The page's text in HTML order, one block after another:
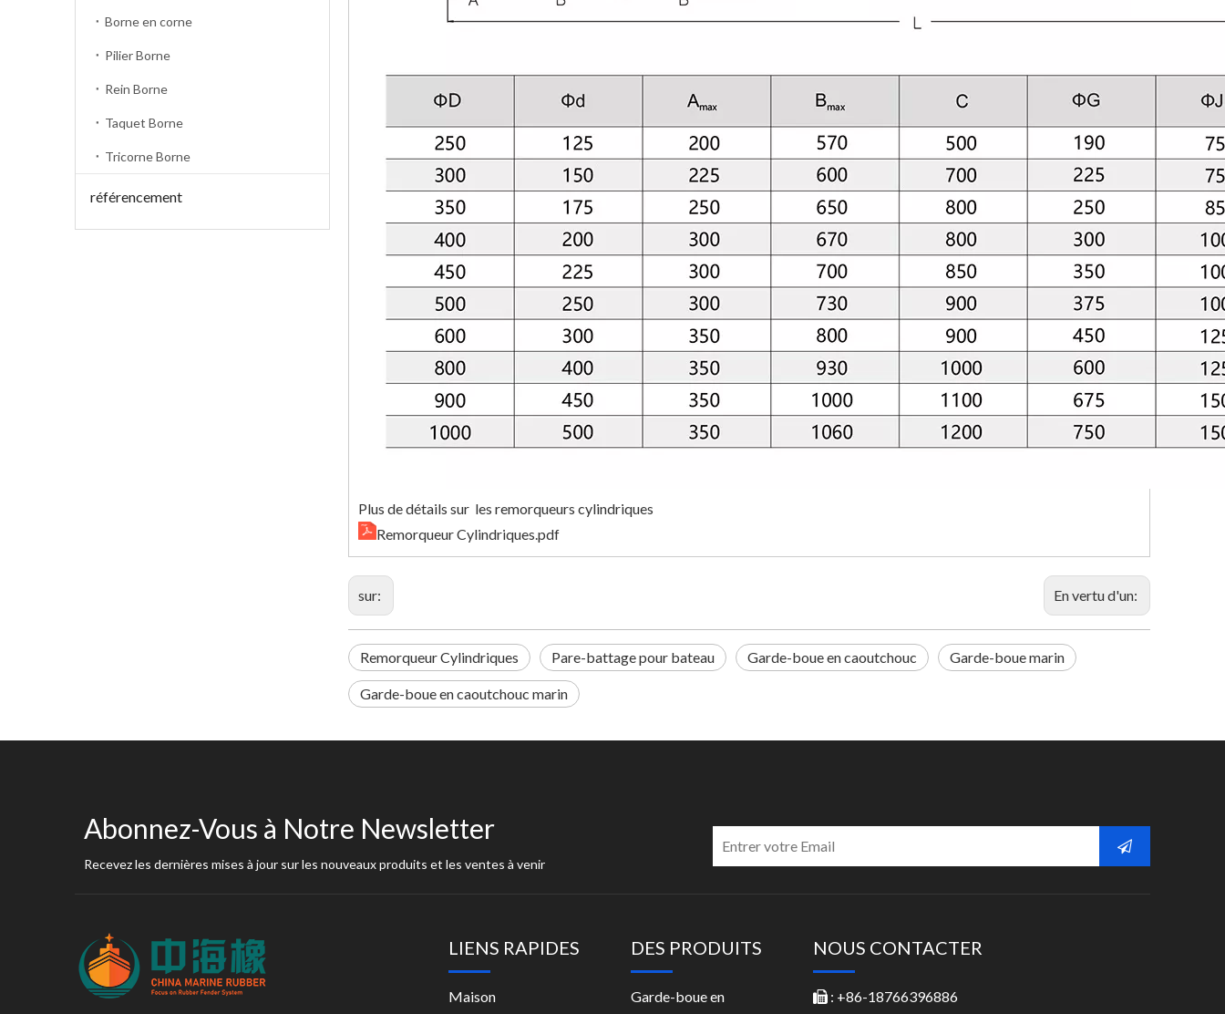
Borne en corne
Pilier Borne
Rein Borne
Taquet Borne
Tricorne Borne
référencement
Plus de détails sur les remorqueurs cylindriques
Remorqueur Cylindriques.pdf
sur: En vertu d'un:
Remorqueur Cylindriques Pare-battage pour bateau Garde-boue en caoutchouc Garde-boue marin
Garde-boue en caoutchouc marin
Abonnez-Vous à Notre Newsletter
Recevez les dernières mises à jour sur les nouveaux produits et les ventes à venir
LIENS RAPIDES
Maison
DES PRODUITS
Garde-boue en
NOUS CONTACTER
 : +86-18766396886